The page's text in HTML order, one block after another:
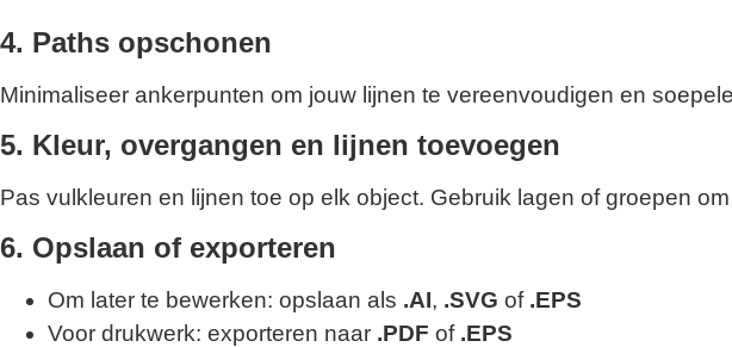
4. Paths opschonen
Minimaliseer ankerpunten om jouw lijnen te vereenvoudigen en
5. Kleur, overgangen en lijnen toevoegen
Pas vulkleuren en lijnen toe op elk object. Gebruik lagen of groepen
6. Opslaan of exporteren
Om later te bewerken: opslaan als .AI, .SVG of .EPS
Voor drukwerk: exporteren naar .PDF of .EPS